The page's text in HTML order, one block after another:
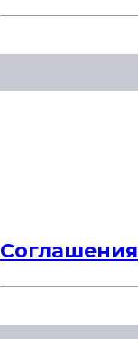
Соглашения